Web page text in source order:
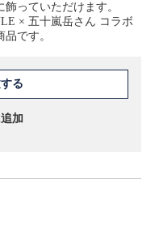
飾っていただけます。
× 五十嵐岳さん コラボ
です。
る
加